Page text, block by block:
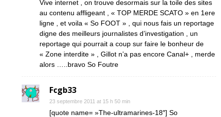
Vive internet , on trouve desormais sur la toile des sites
au contenu affligeant , « TOP MERDE SCATO » en 1ere
ligne , et voila « So FOOT » , qui nous fais un reportage
digne des meilleurs journalistes d’investigation , un
reportage qui pourrait a coup sur faire le bonheur de
« Zone interdite » , Gillot n’a pas encore Canal+ , merde
alors …..bravo So Foutre
Fcgb33
23 septembre 2011 at 15 h 50 min
[quote name= »The-ultramarines-18″] So